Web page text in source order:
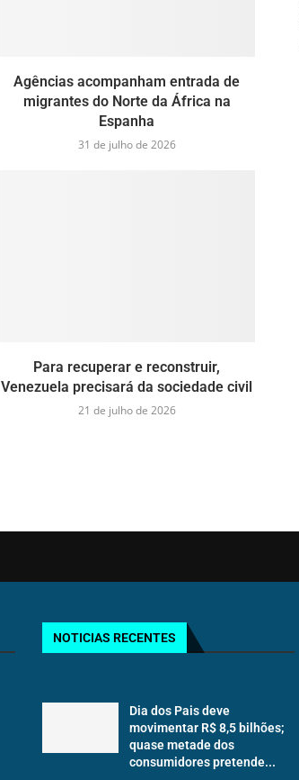
Agências acompanham entrada de
migrantes do Norte da África na
Espanha
31 de julho de 2026
Para recuperar e reconstruir,
Venezuela precisará da sociedade civil
21 de julho de 2026
NOTICIAS RECENTES
Dia dos Pais deve
movimentar R$ 8,5 bilhões;
quase metade dos
consumidores pretende...